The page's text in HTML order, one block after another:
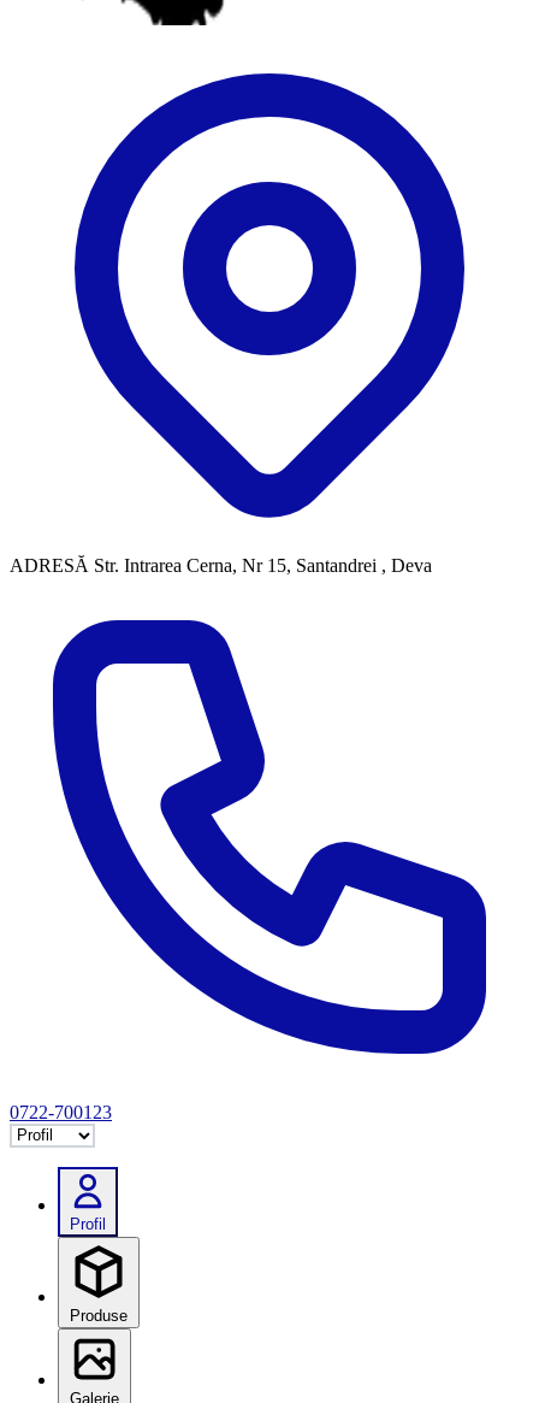
ADRESĂ Str. Intrarea Cerna, Nr 15, Santandrei , Deva
0722-700123
Selectează tab
Profil
Produse
Galerie